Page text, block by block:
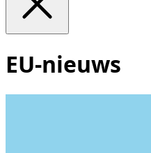
EU-nieuws